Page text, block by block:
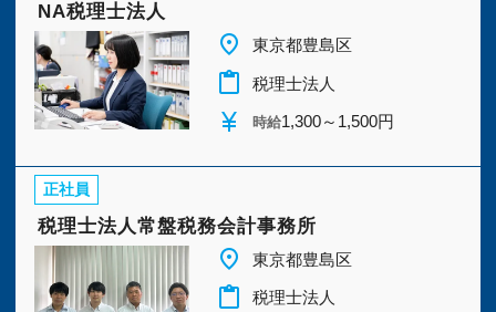
採用ご担当者様
NA税理士法人
place 東京都豊島区
content_paste 税理士法人
currency_yen 時給1,300～1,500円
正社員
税理士法人常盤税務会計事務所
place 東京都豊島区
content_paste 税理士法人